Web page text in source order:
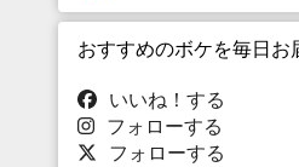
おすすめのボケを毎日お
いいね！する
フォローする
フォローする